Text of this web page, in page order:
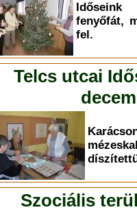
fenyőfát,
fel.
Telcs utcai
Szociális